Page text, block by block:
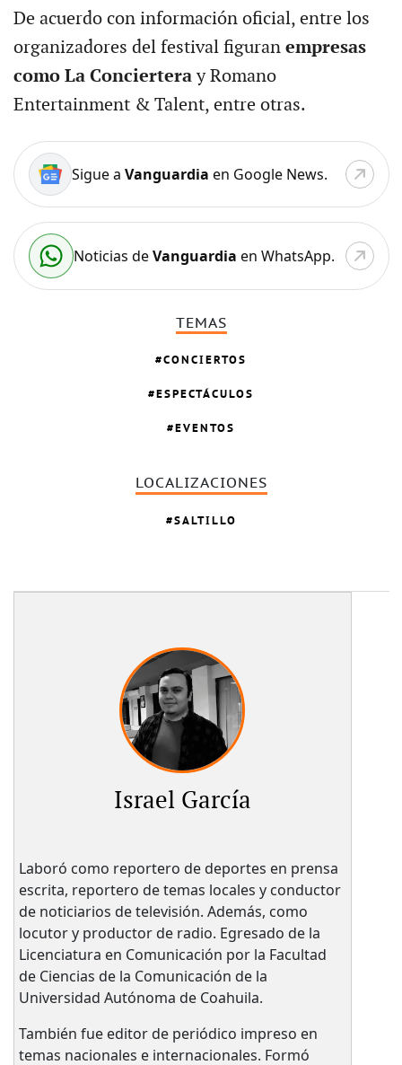
De acuerdo con información oficial, entre los
organizadores del festival figuran empresas
como La Concierteray Romano
Entertainment & Talent, entre otras.
Sigue a Vanguardia en Google News.
Noticias deVanguardia en WhatsApp.
TEMAS
CONCIERTOS
ESPECTÁCULOS
EVENTOS
LOCALIZACIONES
SALTILLO
Israel García
Laboró como reportero de deportes en prensa
escrita, reportero de temas locales y conductor
de noticiarios de televisión. Además, como
locutor y productor de radio. Egresado de la
Licenciatura en Comunicación por la Facultad
de Ciencias de la Comunicación de la
Universidad Autónoma de Coahuila.
También fue editor de periódico impreso en
temas nacionales e internacionales. Formó